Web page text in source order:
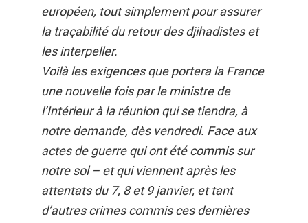
européen, tout simplement pour assurer
la traçabilité du retour des djihadistes et
les interpeller.
Voilà les exigences que portera la France
une nouvelle fois par le ministre de
l’Intérieur à la réunion qui se tiendra, à
notre demande, dès vendredi. Face aux
actes de guerre qui ont été commis sur
notre sol – et qui viennent après les
attentats du 7, 8 et 9 janvier, et tant
d’autres crimes commis ces dernières